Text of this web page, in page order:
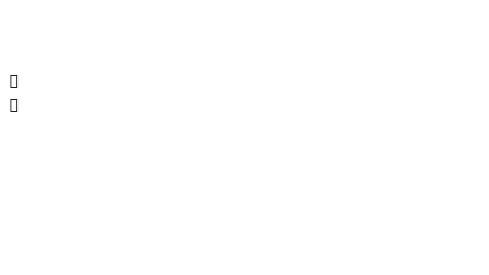

